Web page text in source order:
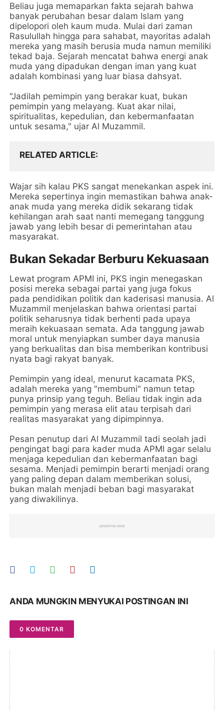
Beliau juga memaparkan fakta sejarah bahwa
banyak perubahan besar dalam Islam yang
dipelopori oleh kaum muda. Mulai dari zaman
Rasulullah hingga para sahabat, mayoritas adalah
mereka yang masih berusia muda namun memiliki
tekad baja. Sejarah mencatat bahwa energi anak
muda yang dipadukan dengan iman yang kuat
adalah kombinasi yang luar biasa dahsyat.
"Jadilah pemimpin yang berakar kuat, bukan
pemimpin yang melayang. Kuat akar nilai,
spiritualitas, kepedulian, dan kebermanfaatan
untuk sesama," ujar Al Muzammil.
RELATED ARTICLE
Wajar sih kalau PKS sangat menekankan aspek ini.
Mereka sepertinya ingin memastikan bahwa anak-
anak muda yang mereka didik sekarang tidak
kehilangan arah saat nanti memegang tanggung
jawab yang lebih besar di pemerintahan atau
masyarakat.
Bukan Sekadar Berburu Kekuasaan
Lewat program APMI ini, PKS ingin menegaskan
posisi mereka sebagai partai yang juga fokus
pada pendidikan politik dan kaderisasi manusia. Al
Muzammil menjelaskan bahwa orientasi partai
politik seharusnya tidak berhenti pada upaya
meraih kekuasaan semata. Ada tanggung jawab
moral untuk menyiapkan sumber daya manusia
yang berkualitas dan bisa memberikan kontribusi
nyata bagi rakyat banyak.
Pemimpin yang ideal, menurut kacamata PKS,
adalah mereka yang "membumi" namun tetap
punya prinsip yang teguh. Beliau tidak ingin ada
pemimpin yang merasa elit atau terpisah dari
realitas masyarakat yang dipimpinnya.
Pesan penutup dari Al Muzammil tadi seolah jadi
pengingat bagi para kader muda APMI agar selalu
menjaga kepedulian dan kebermanfaatan bagi
sesama. Menjadi pemimpin berarti menjadi orang
yang paling depan dalam memberikan solusi,
bukan malah menjadi beban bagi masyarakat
yang diwakilinya.
ANDA MUNGKIN MENYUKAI POSTINGAN INI
0 KOMENTAR